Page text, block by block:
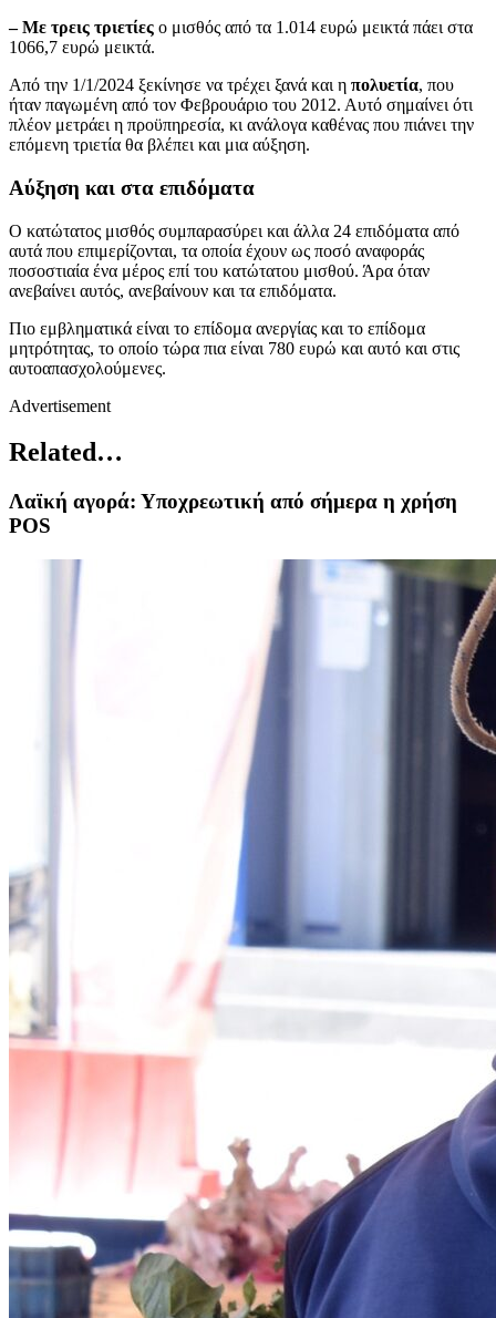
– Με τρεις τριετίες ο μισθός από τα 1.014 ευρώ μεικτά πάει στα
1066,7 ευρώ μεικτά.
Από την 1/1/2024 ξεκίνησε να τρέχει ξανά και η πολυετία, που
ήταν παγωμένη από τον Φεβρουάριο του 2012. Αυτό σημαίνει ότι
πλέον μετράει η προϋπηρεσία, κι ανάλογα καθένας που πιάνει την
επόμενη τριετία θα βλέπει και μια αύξηση.
Αύξηση και στα επιδόματα
Ο κατώτατος μισθός συμπαρασύρει και άλλα 24 επιδόματα από
αυτά που επιμερίζονται, τα οποία έχουν ως ποσό αναφοράς
ποσοστιαία ένα μέρος επί του κατώτατου μισθού. Άρα όταν
ανεβαίνει αυτός, ανεβαίνουν και τα επιδόματα.
Πιο εμβληματικά είναι το επίδομα ανεργίας και το επίδομα
μητρότητας, το οποίο τώρα πια είναι 780 ευρώ και αυτό και στις
αυτοαπασχολούμενες.
Advertisement
Related…
Λαϊκή αγορά: Υποχρεωτική από σήμερα η χρήση
POS